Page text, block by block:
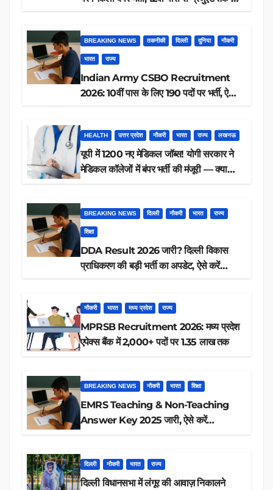
BREAKING NEWS तकनीकी दिल्ली दुनिया नौकरी
भारत राज्य
Indian Army CSBO Recruitment
2026: 10वीं पास के लिए 190 पदों पर भर्ती, ऐसे
HEALTH उत्तर प्रदेश नौकरी भारत राज्य लखनऊ
यूपी में 1200 नए मेडिकल जॉब्स! योगी सरकार ने
मेडिकल कॉलेजों में बंपर भर्ती की मंजूरी — क्या
BREAKING NEWS दिल्ली नौकरी भारत राज्य
शिक्षा
DDA Result 2026 जारी? दिल्ली विकास
प्राधिकरण की बड़ी भर्ती का अपडेट, ऐसे करें
नौकरी भारत मध्य प्रदेश राज्य
MPRSB Recruitment 2026: मध्य प्रदेश
एपेक्स बैंक में 2,000+ पदों पर 1.35 लाख तक
BREAKING NEWS नौकरी भारत शिक्षा
EMRS Teaching & Non-Teaching
Answer Key 2025 जारी, ऐसे करें
दिल्ली नौकरी भारत राज्य
दिल्ली विधानसभा में लंगूर की आवाज़ निकालने